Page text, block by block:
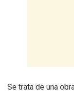
Se trata de una